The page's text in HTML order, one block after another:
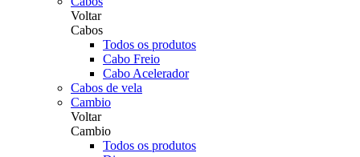
Voltar
Cabos
Todos os produtos
Cabo Freio
Cabo Acelerador
Cabos de vela
Cambio
Voltar
Cambio
Todos os produtos